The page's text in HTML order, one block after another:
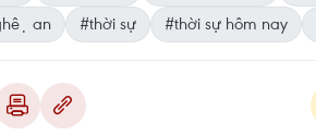
an
#thời sự #thời sự hôm nay